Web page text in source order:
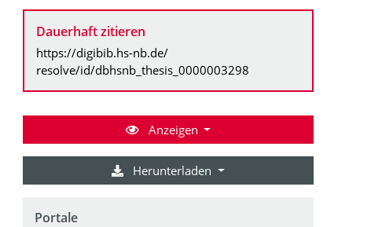
Dauerhaft zitieren
https://digibib.hs-nb.de/
resolve/id/dbhsnb_thesis_0000003298
Anzeigen
Herunterladen
Portale